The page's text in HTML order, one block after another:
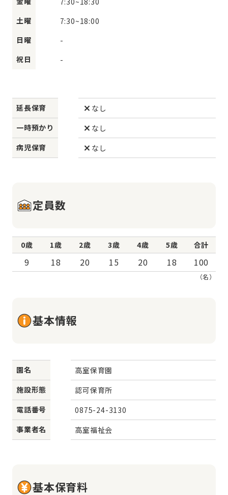
土曜
7:30~18:00
日曜
-
祝日
-
延長保育
なし
一時預かり
なし
病児保育
なし
定員数
0歳 1歳 2歳 3歳 4歳 5歳 合計
9 18 20 15 20 18 100
（名）
基本情報
園名
高室保育園
施設形態
認可保育所
電話番号
0875-24-3130
事業者名
高室福祉会
基本保育料